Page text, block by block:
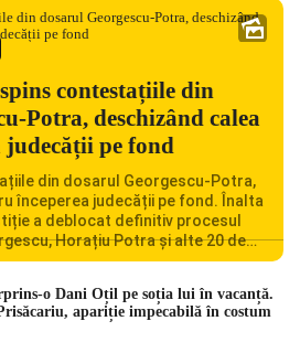
contestațiile din
Potra, deschizând calea
judecății pe fond
din dosarul Georgescu-Potra,
începerea judecății pe fond. Înalta
a deblocat definitiv procesul
Horațiu Potra și alte 20 de
acțiuni îndreptate împotriva
ședința din camera preliminară,
supremă au […]
o Dani Oțil pe soția lui în vacanță.
apariție impecabilă în costum